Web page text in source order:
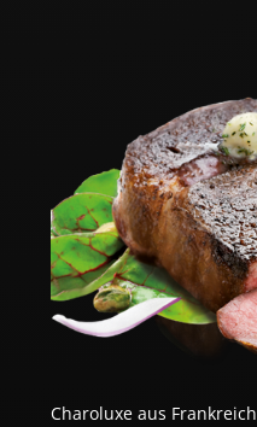
Charoluxe aus Frankreich